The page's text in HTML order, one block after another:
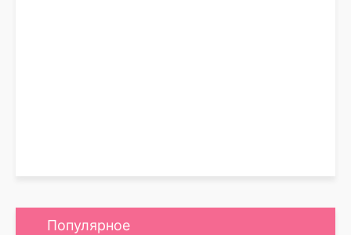
Популярное